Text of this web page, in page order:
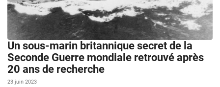
Un sous-marin britannique secret de la
Seconde Guerre mondiale retrouvé après
20 ans de recherche
23 juin 2023